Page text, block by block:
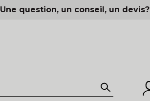
Une question, un conseil, un devis?